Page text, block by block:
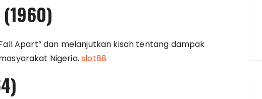
(1960)
Apart” dan melanjutkan kisah tentang dampak
Nigeria.slot88